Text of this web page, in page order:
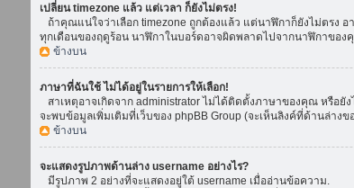
เปลี่ยน timezone แล้ว แต่เวลา ก็ยังไม่ตรง!
ถ้าคุณแน่ใจว่าเลือก timezone ถูกต้องแล้ว แต่นาฬิกาก็ยังไม่ตรง อ
ทุกเดือนของฤดูร้อน นาฬิกาในบอร์ดอาจผิดพลาดไปจากนาฬิกาของ
ข้างบน
ภาษาที่ฉันใช้ ไม่ได้อยู่ในรายการให้เลือก!
สาเหตุอาจเกิดจาก administrator ไม่ได้ติดตั้งภาษาของคุณ หรือ
จะพบข้อมูลเพิ่มเติมที่เว็บของ phpBB Group (จะเห็นลิงค์ที่ด้านล่างข
ข้างบน
จะแสดงรูปภาพด้านล่าง username อย่างไร?
มีรูปภาพ 2 อย่างที่จะแสดงอยู่ใต้ username เมื่ออ่านข้อความ.